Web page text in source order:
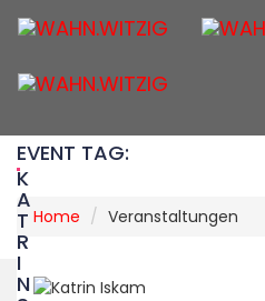
EVENT TAG:
K
A
T
R
I
N
Home Veranstaltungen